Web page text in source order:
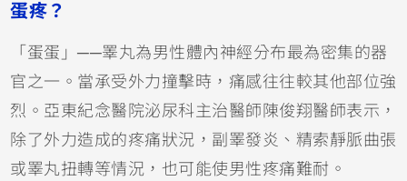
蛋疼？
「蛋蛋」──睪丸為男性體內神經分布最為密集的器
官之一。當承受外力撞擊時，痛感往往較其他部位強
烈。亞東紀念醫院泌尿科主治醫師陳俊翔醫師表示，
除了外力造成的疼痛狀況，副睪發炎、精索靜脈曲張
或睪丸扭轉等情況，也可能使男性疼痛難耐。